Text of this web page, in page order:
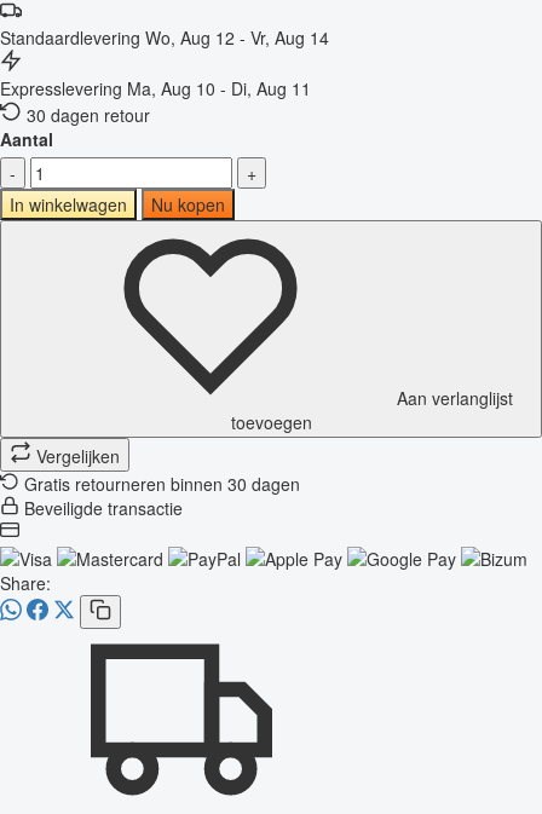
Standaardlevering Wo, Aug 12 - Vr, Aug 14
Expresslevering Ma, Aug 10 - Di, Aug 11
30 dagen retour
Aantal
-
+
In winkelwagen
Nu kopen
Aan verlanglijst
toevoegen
Vergelijken
Gratis retourneren binnen 30 dagen
Beveiligde transactie
Share: